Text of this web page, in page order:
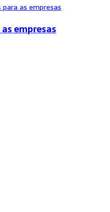
empresas